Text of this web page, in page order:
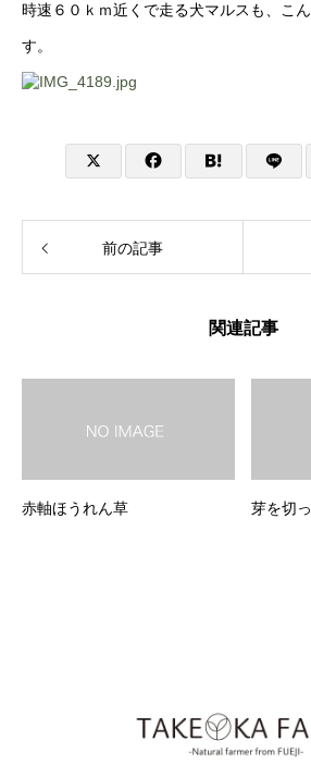
時速６０ｋｍ近くで走る犬マルスも、こ
す。
前の記事
関連記事
赤軸ほうれん草 芽を切